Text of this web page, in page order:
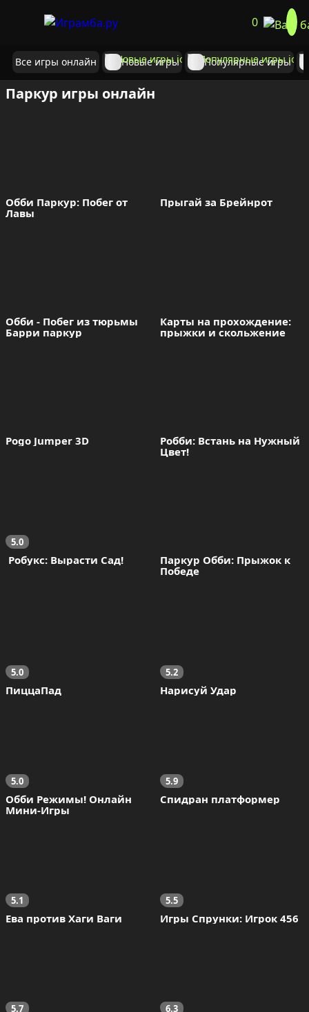
0
Все игры онлайн Новые игры Популярные игры
Паркур игры онлайн
Обби Паркур: Побег от
Лавы
Прыгай за Брейнрот
Обби - Побег из тюрьмы
Барри паркур
Карты на прохождение:
прыжки и скольжение
Pogo Jumper 3D
Робби: Встань на Нужный
Цвет!
5.0
Робукс: Вырасти Сад!
Паркур Обби: Прыжок к
Победе
5.0
ПиццаПад
5.2
Нарисуй Удар
5.0
Обби Режимы! Онлайн
Мини-Игры
5.9
Спидран платформер
5.1
Ева против Хаги Ваги
5.5
Игры Спрунки: Игрок 456
5.7 6.3